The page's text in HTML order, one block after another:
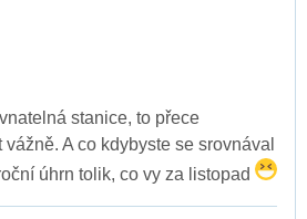
stanice, to přece
A co kdybyste se srovnával
úhrn tolik, co vy za listopad